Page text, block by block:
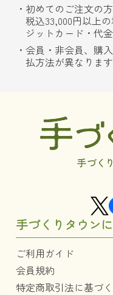
初めてのご注文の
税込33,000円以上
ジットカード・代
会員・非会員、購
払方法が異なります
手づくりタウン
ご利用ガイド
会員規約
特定商取引法に基づ